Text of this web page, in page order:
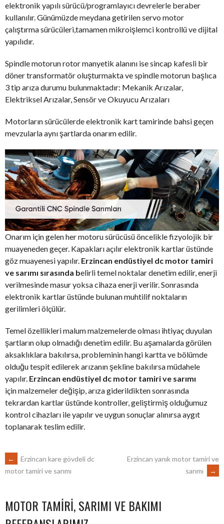
elektronik yapılı sürücü/programlayıcı devrelerle beraber
kullanılır. Günümüzde meydana getirilen servo motor
çalıştırma sürücüleri,tamamen mikroişlemci kontrollü ve dijital
yapılıdır.
Spindle motorun rotor manyetik alanını ise sincap kafesli bir
döner transformatör oluşturmakta ve spindle motorun başlıca
3 tip arıza durumu bulunmaktadır: Mekanik Arızalar,
Elektriksel Arızalar, Sensör ve Okuyucu Arızaları
Motorların sürücülerde elektronik kart tamirinde bahsi geçen
mevzularla aynı şartlarda onarım edilir.
Onarım için gelen her motoru sürücüsü öncelikle fizyolojik bir
muayeneden geçer. Kapakları açılır elektronik kartlar üstünde
göz muayenesi yapılır. Erzincan endüstiyel dc motor tamiri
ve sarımı sırasında belirli temel noktalar denetim edilir, enerji
verilmesinde masur yoksa cihaza enerji verilir. Sonrasında
elektronik kartlar üstünde bulunan muhtilif noktaların
gerilimleri ölçülür.
Temel özellikleri malum malzemelerde olması ihtiyaç duyulan
şartların olup olmadığı denetim edilir. Bu aşamalarda görülen
aksaklıklara bakılırsa, probleminin hangi kartta ve bölümde
olduğu tespit edilerek arızanın şekline bakılırsa müdahele
yapılır. Erzincan endüstiyel dc motor tamiri ve sarımı
için malzemeler değişip, arıza giderildikten sonrasında
tekrardan kartlar üstünde kontroller, geliştirmiş olduğumuz
kontrol cihazları ile yapılır ve uygun sonuçlar alınırsa aygıt
toplanarak teslim edilir.
POST
NAVIGATION
←
Erzincan kare gövdeli dc
motor tamiri ve sarımı
Erzincan yanık motor tamiri ve
sarımı
→
MOTOR TAMIRI, SARIMI VE BAKIMI